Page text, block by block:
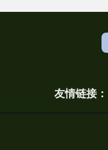
友情链接：